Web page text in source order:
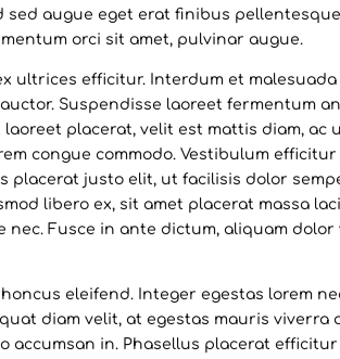
sed augue eget erat finibus
orci sit amet, pulvinar augue.
ultrices efficitur. Interdum et
Suspendisse laoreet fermentum
placerat, velit est mattis diam, ac
congue commodo. Vestibulum
placerat justo elit, ut facilisis dolor
libero ex, sit amet placerat massa
Fusce in ante dictum, aliquam
eleifend. Integer egestas lorem
diam velit, at egestas mauris viverra
accumsan in. Phasellus placerat